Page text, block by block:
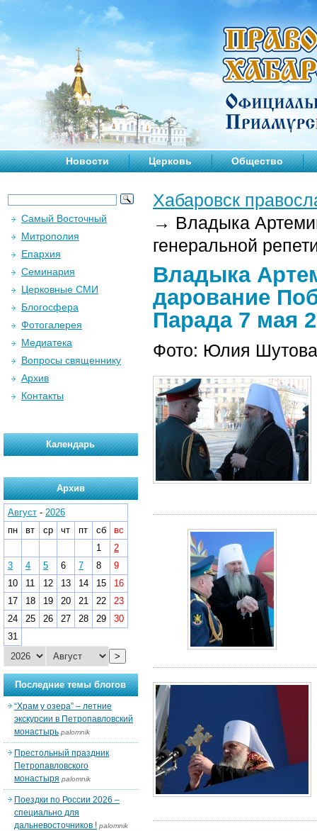
Новости Церковь Общество
Хабаровск
→ Владыка
генеральной
Владыка
дарование
Парада 7 мая
Фото: Юлия Шутова
Самый Восточный
Митрополия
Епархия
Семинария
Церковные СМИ
Блогосфера
Фотогалерея
Медиатека
Вопросы священнику
Архив
Контакты
Календарь
Архив
Август - 2026
пн
вт ср чт пт сб
вс
1
2
3
4 5 6 7 8
9
10
11 12 13 14 15
16
17
18 19 20 21 22
23
24
25 26 27 28 29
30
31
>
Последние темы блогов
“Храм у озера” – летние
экскурсии в Петропавловский
монастырь palomnik
Престольный праздник
Петропавловского
монастыря palomnik
Поездки по России 2026 –
специально для
дальневосточников ! palomnik